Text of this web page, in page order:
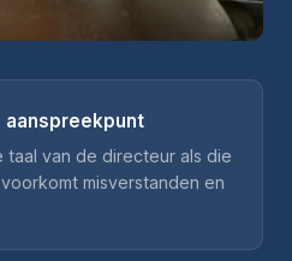
van de directeur als die
misverstanden en